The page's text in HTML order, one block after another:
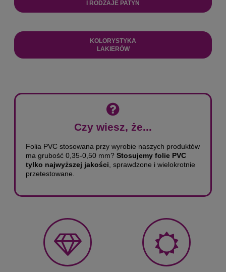
I RODZAJE PATYN
KOLORYSTYKA
LAKIERÓW
Czy wiesz, że...
Folia PVC stosowana przy wyrobie naszych produktów
ma grubość 0,35-0,50 mm? Stosujemy folie PVC
tylko najwyższej jakości, sprawdzone i wielokrotnie
przetestowane.